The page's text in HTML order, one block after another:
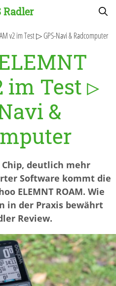
Radler
v2 im Test ▷ GPS-Navi & Radcomputer
im Test ▷
&
Chip, deutlich mehr
Software kommt die
ELEMNT ROAM. Wie
in der Praxis bewährt
Review.